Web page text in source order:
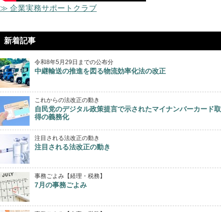
≫ 企業実務サポートクラブ
新着記事
令和8年5月29日までの公布分
中継輸送の推進を図る物流効率化法の改正
これからの法改正の動き
自民党のデジタル政策提言で示されたマイナンバーカード取
得の義務化
注目される法改正の動き
注目される法改正の動き
事務ごよみ【経理・税務】
7月の事務ごよみ